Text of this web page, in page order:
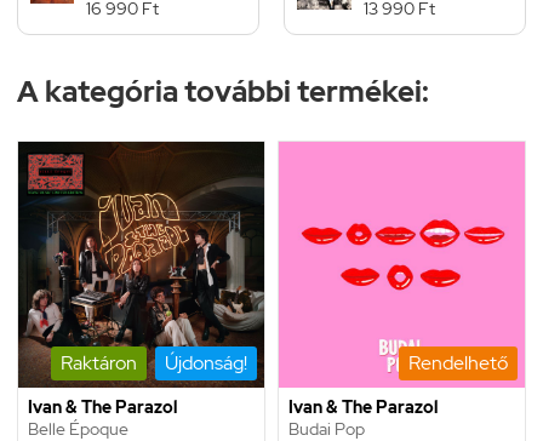
16 990 Ft
13 990 Ft
A kategória további termékei:
Raktáron Újdonság!
Ivan & The Parazol
Belle Époque
Rendelhető
Ivan & The Parazol
Budai Pop